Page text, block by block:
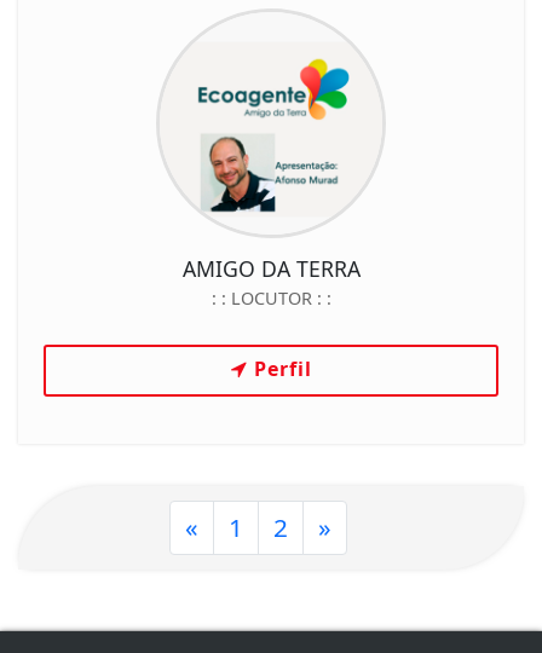
AMIGO DA TERRA
: : LOCUTOR : :
Perfil
« 1 2 »